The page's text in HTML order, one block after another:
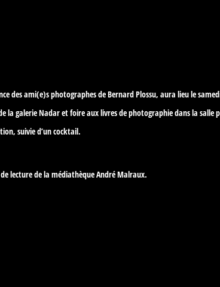
des ami(e)s photographes de Bernard Plossu, aura lieu le
la galerie Nadar et foire aux livres de photographie dans la
suivie d’un cocktail.
lecture de la médiathèque André Malraux.